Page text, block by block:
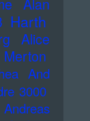
Alan
Harth
Alice
And
3000
Andreas